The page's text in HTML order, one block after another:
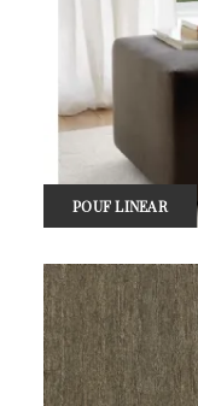
POUF LINEAR